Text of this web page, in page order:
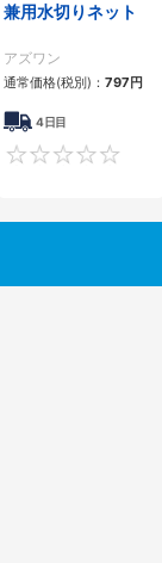
4.5
兼用水切りネット
アズワン
通常価格(税別)： 797円
4日目